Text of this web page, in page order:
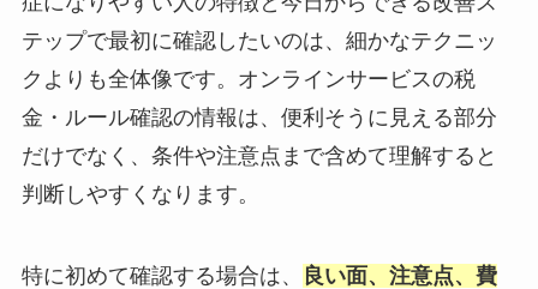
テップで最初に確認したいのは、細かなテクニッ
クよりも全体像です。オンラインサービスの税
金・ルール確認の情報は、便利そうに見える部分
だけでなく、条件や注意点まで含めて理解すると
判断しやすくなります。
特に初めて確認する場合は、
良い面、注意点、費